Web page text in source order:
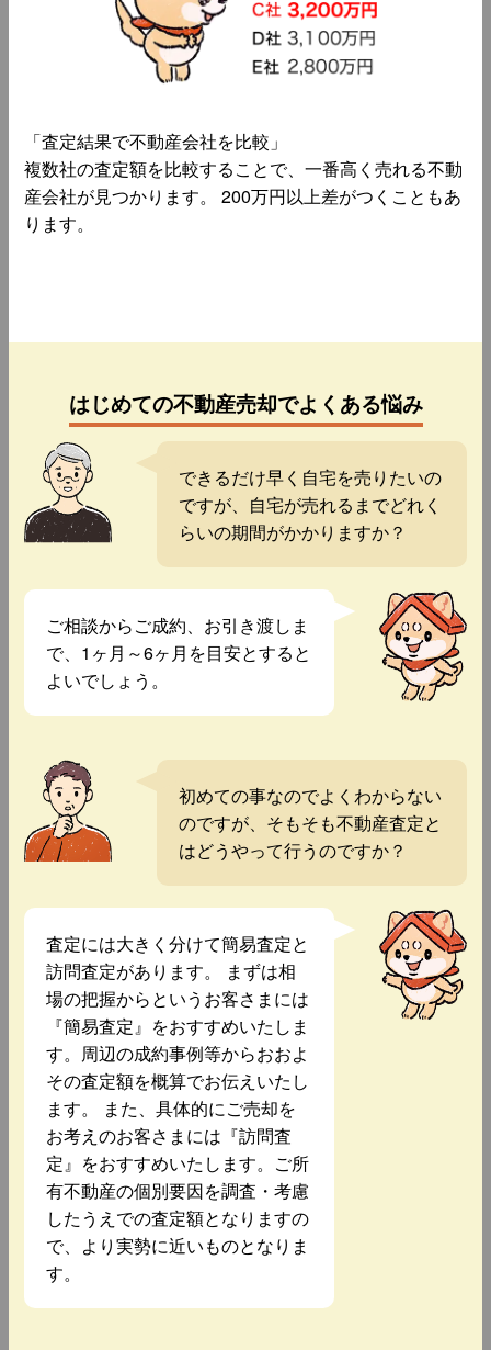
「査定結果で不動産会社を比較」
複数社の査定額を比較することで、一番高く売れる不動
産会社が見つかります。 200万円以上差がつくこともあ
ります。
はじめての不動産売却でよくある悩み
できるだけ早く自宅を売りたいの
ですが、自宅が売れるまでどれく
らいの期間がかかりますか？
ご相談からご成約、お引き渡しま
で、1ヶ月～6ヶ月を目安とすると
よいでしょう。
初めての事なのでよくわからない
のですが、そもそも不動産査定と
はどうやって行うのですか？
査定には大きく分けて簡易査定と
訪問査定があります。 まずは相
場の把握からというお客さまには
『簡易査定』をおすすめいたしま
す。周辺の成約事例等からおおよ
その査定額を概算でお伝えいたし
ます。 また、具体的にご売却を
お考えのお客さまには『訪問査
定』をおすすめいたします。ご所
有不動産の個別要因を調査・考慮
したうえでの査定額となりますの
で、より実勢に近いものとなりま
す。